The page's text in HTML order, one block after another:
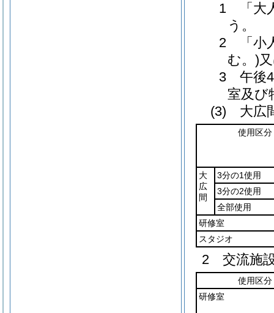
1 「大
う。
2 「小
む。)
3 午後4
室及び
(3) 大広
使用区分
大
広
間
3分の1使用
3分の2使用
全部使用
研修室
スタジオ
2 交流施
使用区分
研修室